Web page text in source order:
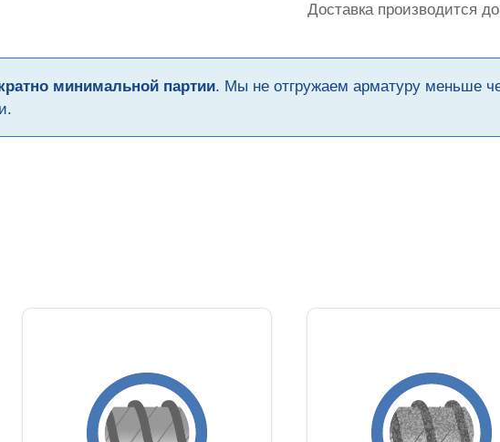
Доставка производится
минимальной партии. Мы не отгружаем арматуру меньше